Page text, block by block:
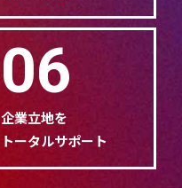
06
企業立地を
トータルサポート